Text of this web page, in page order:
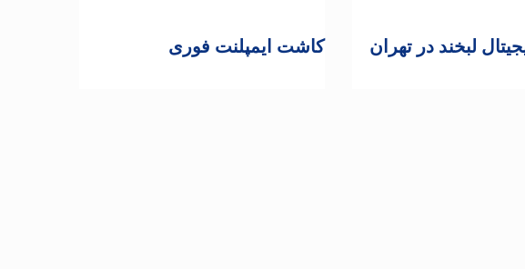
کاشت ایمپلنت فوری لبخند در تهران